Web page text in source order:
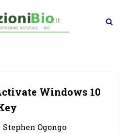
Windows 10
Stephen Ogongo